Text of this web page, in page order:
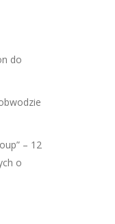
do
– 12
o